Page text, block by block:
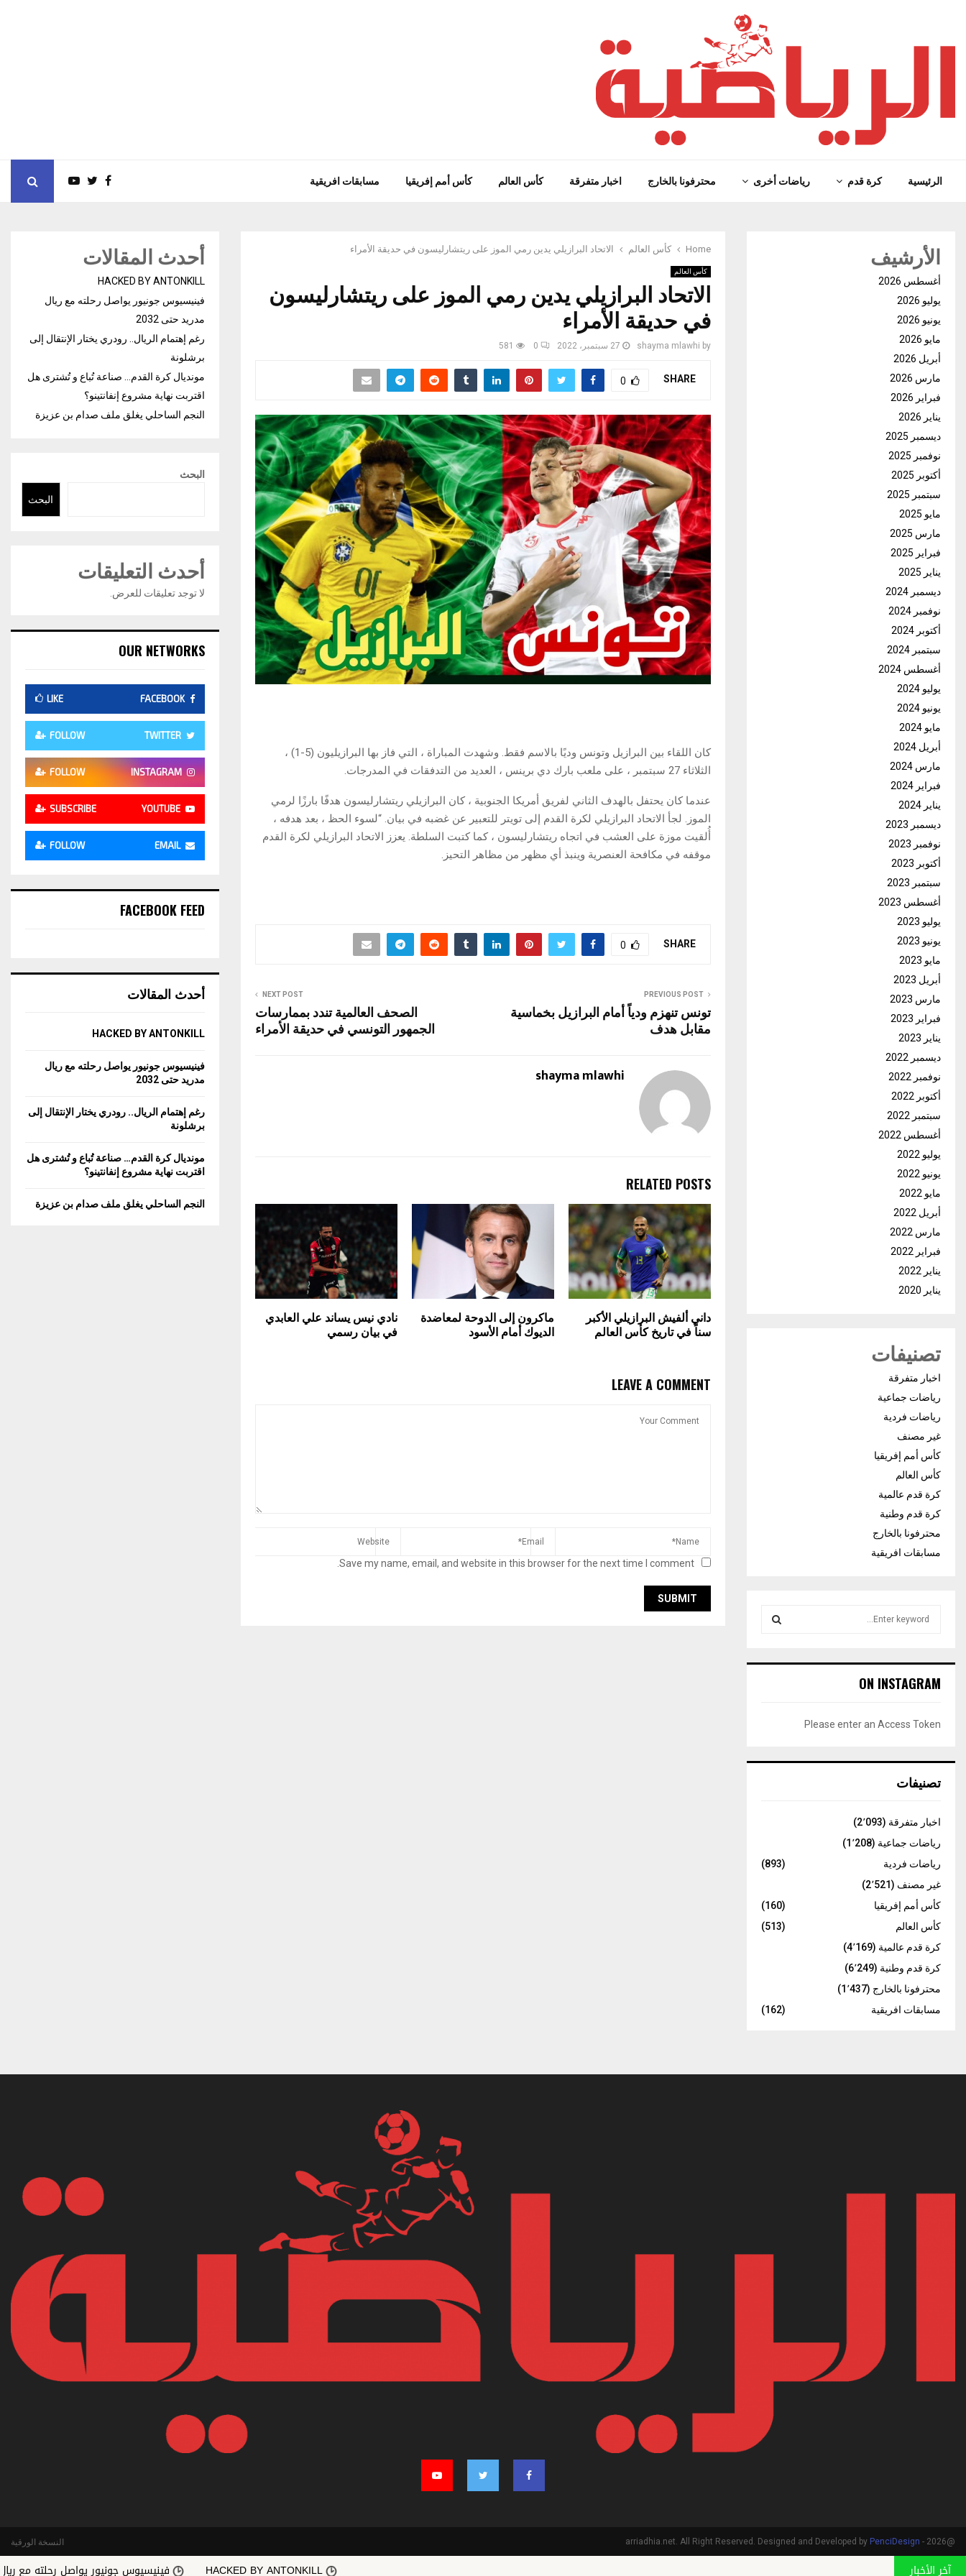
الرئيسية كرة قدم رياضات أخرى محترفونا بالخارج اخبار متفرقة كأس العالم كأس أمم إفريقيا مسابقات افريقية
Home كأس العالم الاتحاد البرازيلي يدين رمي الموز على ريتشارليسون في حديقة الأمراء
كأس العالم
الاتحاد البرازيلي يدين رمي الموز على ريتشارليسون
في حديقة الأمراء
by
shayma mlawhi 27 سبتمبر، 2022 0
581
SHARE
0
كان اللقاء بين البرازيل وتونس وديًا بالاسم فقط. وشهدت المباراة ، التي فاز بها البرازيليون (5-1) ،
الثلاثاء 27 سبتمبر ، على ملعب بارك دي برينس ، العديد من التدفقات في المدرجات.
عندما كان يحتفل بالهدف الثاني لفريق أمريكا الجنوبية ، كان البرازيلي ريتشارليسون هدفًا بارزًا لرمي
الموز. لجأ الاتحاد البرازيلي لكرة القدم إلى تويتر للتعبير عن غضبه في بيان. “لسوء الحظ ، بعد هدفه ،
أُلقيت موزة على العشب في اتجاه ريتشارليسون ، كما كتبت السلطة. يعزز الاتحاد البرازيلي لكرة القدم
موقفه في مكافحة العنصرية وينبذ أي مظهر من مظاهر التحيز.
SHARE
0
PREVIOUS POST
تونس تنهزم ودياً أمام البرازيل بخماسية
مقابل هدف
NEXT POST
الصحف العالمية تندد بممارسات
الجمهور التونسي في حديقة الأمراء
shayma mlawhi
RELATED POSTS
داني ألفيش البرازيلي الأكبر
سناً في تاريخ كأس العالم
ماكرون إلى الدوحة لمعاضدة
الديوك أمام الأسود
نادي نيس يساند علي العابدي
في بيان رسمي
LEAVE A COMMENT
Save my name, email, and website in this browser for the next time I comment.
الأرشيف
أغسطس 2026
يوليو 2026
يونيو 2026
مايو 2026
أبريل 2026
مارس 2026
فبراير 2026
يناير 2026
ديسمبر 2025
نوفمبر 2025
أكتوبر 2025
سبتمبر 2025
مايو 2025
مارس 2025
فبراير 2025
يناير 2025
ديسمبر 2024
نوفمبر 2024
أكتوبر 2024
سبتمبر 2024
أغسطس 2024
يوليو 2024
يونيو 2024
مايو 2024
أبريل 2024
مارس 2024
فبراير 2024
يناير 2024
ديسمبر 2023
نوفمبر 2023
أكتوبر 2023
سبتمبر 2023
أغسطس 2023
يوليو 2023
يونيو 2023
مايو 2023
أبريل 2023
مارس 2023
فبراير 2023
يناير 2023
ديسمبر 2022
نوفمبر 2022
أكتوبر 2022
سبتمبر 2022
أغسطس 2022
يوليو 2022
يونيو 2022
مايو 2022
أبريل 2022
مارس 2022
فبراير 2022
يناير 2022
يناير 2020
تصنيفات
اخبار متفرقة
رياضات جماعية
رياضات فردية
غير مصنف
كأس أمم إفريقيا
كأس العالم
كرة قدم عالمية
كرة قدم وطنية
محترفونا بالخارج
مسابقات افريقية
h
C
ON INSTAGRAM
Please enter an Access Token
تصنيفات
اخبار متفرقة (2٬093)
رياضات جماعية (1٬208)
رياضات فردية
(893)
غير مصنف (2٬521)
كأس أمم إفريقيا
(160)
كأس العالم
(513)
كرة قدم عالمية (4٬169)
كرة قدم وطنية (6٬249)
محترفونا بالخارج (1٬437)
مسابقات افريقية
(162)
أحدث المقالات
HACKED BY ANTONKILL
فينيسيوس جونيور يواصل رحلته مع ريال
مدريد حتى 2032
رغم إهتمام الريال.. رودري يختار الإنتقال إلى
برشلونة
مونديال كرة القدم… صناعة تُباع و تُشترى هل
اقتربت نهاية مشروع إنفانتينو؟
النجم الساحلي يغلق ملف صدام بن عزيزة
البحث
البحث
أحدث التعليقات
لا توجد تعليقات للعرض.
OUR NETWORKS
FACEBOOK
LIKE
TWITTER
FOLLOW
INSTAGRAM
FOLLOW
YOUTUBE
SUBSCRIBE
EMAIL
FOLLOW
FACEBOOK FEED
أحدث المقالات
HACKED BY ANTONKILL
فينيسيوس جونيور يواصل رحلته مع ريال
مدريد حتى 2032
رغم إهتمام الريال.. رودري يختار الإنتقال إلى
برشلونة
مونديال كرة القدم… صناعة تُباع و تُشترى هل
اقتربت نهاية مشروع إنفانتينو؟
النجم الساحلي يغلق ملف صدام بن عزيزة
@2026 - arriadhia.net. All Right Reserved. Designed and Developed by
PenciDesign النسخة الورقية
آخر الأخبار HACKED BY ANTONKILL فينيسيوس جونيور يواصل رحلته مع ريال مدريد حتى